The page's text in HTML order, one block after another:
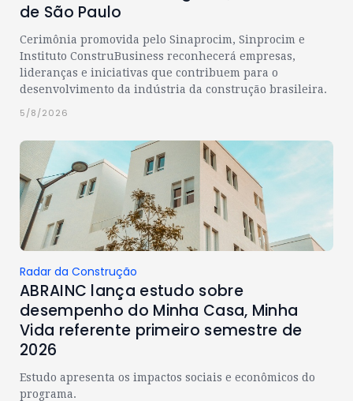
de São Paulo
Cerimônia promovida pelo Sinaprocim, Sinprocim e
Instituto ConstruBusiness reconhecerá empresas,
lideranças e iniciativas que contribuem para o
desenvolvimento da indústria da construção brasileira.
5/8/2026
Radar da Construção
ABRAINC lança estudo sobre
desempenho do Minha Casa, Minha
Vida referente primeiro semestre de
2026
Estudo apresenta os impactos sociais e econômicos do
programa.